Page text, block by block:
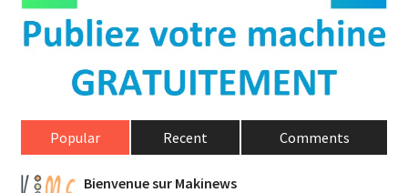
Popular Recent Comments
Bienvenue sur Makinews